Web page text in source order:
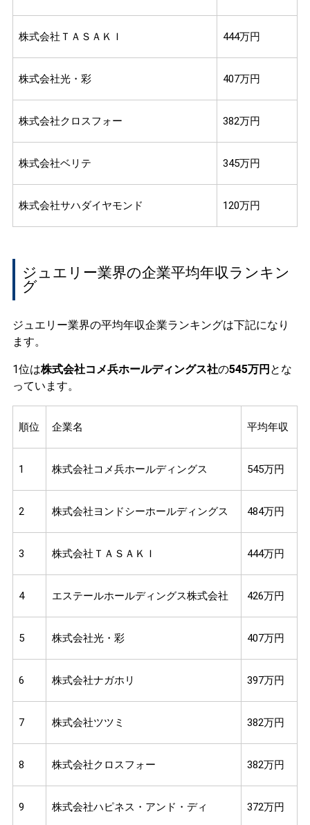
株式会社ＴＡＳＡＫＩ 444万円
株式会社光・彩 407万円
株式会社クロスフォー 382万円
株式会社ベリテ 345万円
株式会社サハダイヤモンド 120万円
ジュエリー業界の企業平均年収ランキン
グ
ジュエリー業界の平均年収企業ランキングは下記になり
ます。
1位は株式会社コメ兵ホールディングス社の545万円 とな
っています。
順位 企業名 平均年収
1 株式会社コメ兵ホールディングス 545万円
2 株式会社ヨンドシーホールディングス 484万円
3 株式会社ＴＡＳＡＫＩ 444万円
4 エステールホールディングス株式会社 426万円
5 株式会社光・彩 407万円
6 株式会社ナガホリ 397万円
7 株式会社ツツミ 382万円
8 株式会社クロスフォー 382万円
9 株式会社ハピネス・アンド・ディ 372万円